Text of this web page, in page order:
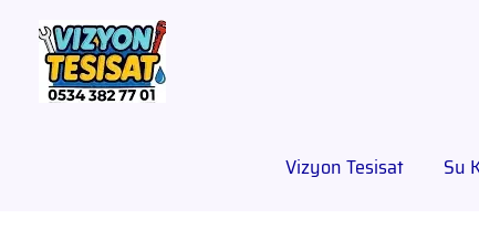
Vizyon Tesisat Su